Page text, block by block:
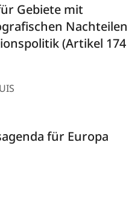
Gebiete mit
Nachteilen
(Artikel 174
für Europa